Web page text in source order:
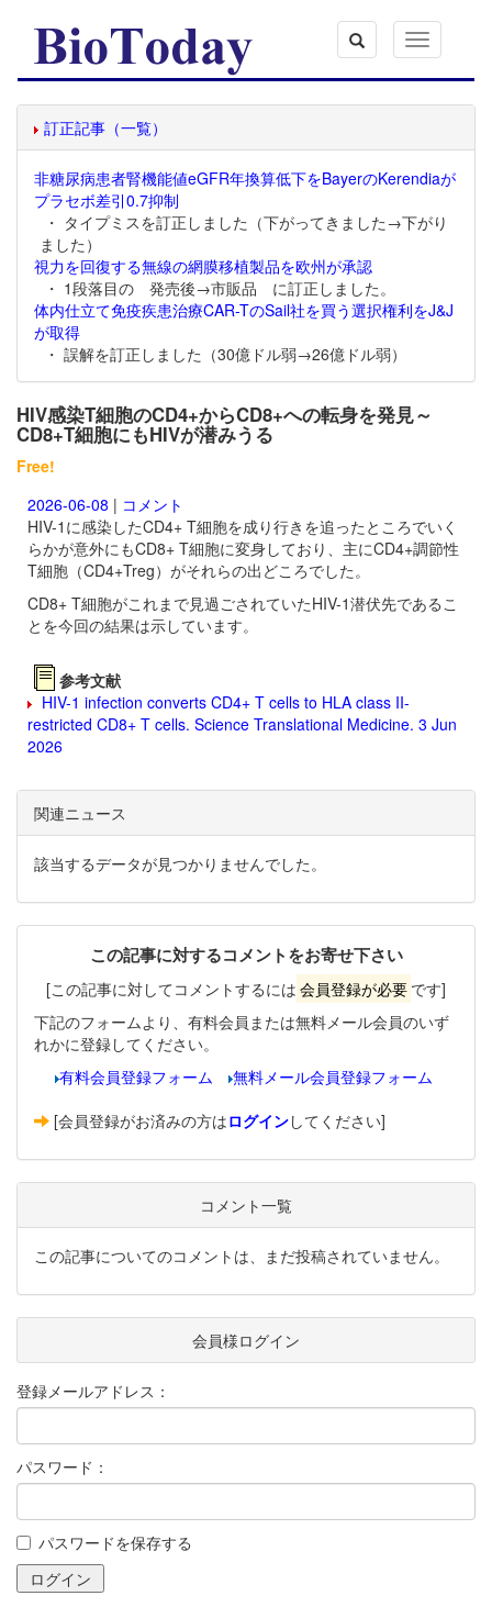
Toggle
navigation
訂正記事（一覧）
非糖尿病患者腎機能値eGFR年換算低下をBayerのKerendiaが
プラセボ差引0.7抑制
・ タイプミスを訂正しました（下がってきました→下がり
ました）
視力を回復する無線の網膜移植製品を欧州が承認
・ 1段落目の 発売後→市販品 に訂正しました。
体内仕立て免疫疾患治療CAR-TのSail社を買う選択権利をJ&J
が取得
・ 誤解を訂正しました（30億ドル弱→26億ドル弱）
HIV感染T細胞のCD4+からCD8+への転身を発見～
CD8+T細胞にもHIVが潜みうる
Free!
2026-06-08 | コメント
HIV-1に感染したCD4+ T細胞を成り行きを追ったところでいく
らかが意外にもCD8+ T細胞に変身しており、主にCD4+調節性
T細胞（CD4+Treg）がそれらの出どころでした。
CD8+ T細胞がこれまで見過ごされていたHIV-1潜伏先であるこ
とを今回の結果は示しています。
参考文献
HIV-1 infection converts CD4+ T cells to HLA class II-
restricted CD8+ T cells. Science Translational Medicine. 3 Jun
2026
関連ニュース
該当するデータが見つかりませんでした。
この記事に対するコメントをお寄せ下さい
[この記事に対してコメントするには 会員登録が必要 です]
下記のフォームより、有料会員または無料メール会員のいず
れかに登録してください。
有料会員登録フォーム
無料メール会員登録フォーム
[会員登録がお済みの方はログインしてください]
コメント一覧
この記事についてのコメントは、まだ投稿されていません。
会員様ログイン
登録メールアドレス：
パスワード：
パスワードを保存する